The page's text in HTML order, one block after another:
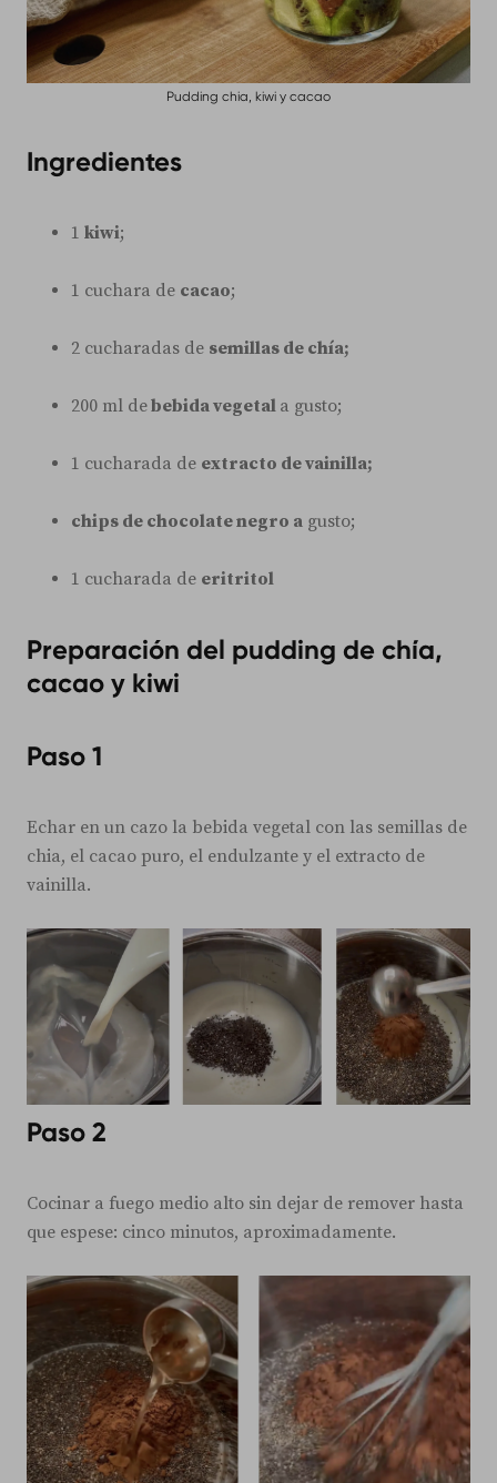
Pudding chia, kiwi y cacao
Ingredientes
1 kiwi;
1 cuchara de cacao;
2 cucharadas de semillas de chía;
200 ml debebida vegetal a gusto;
1 cucharada de extracto de vainilla;
chips de chocolate negro a gusto;
1 cucharada de eritritol
Preparación del pudding de chía,
cacao y kiwi
Paso 1
Echar en un cazo la bebida vegetal con las semillas de
chia, el cacao puro, el endulzante y el extracto de
vainilla.
Paso 2
Cocinar a fuego medio alto sin dejar de remover hasta
que espese: cinco minutos, aproximadamente.